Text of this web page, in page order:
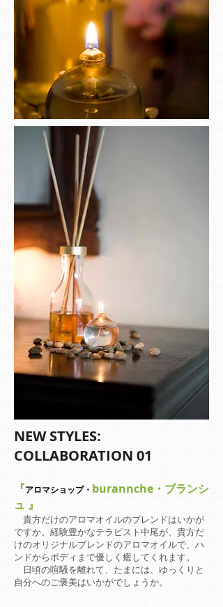
NEW STYLES:
COLLABORATION 01
『アロマショップ・ burannche・ブランシ
ュ 』
貴方だけのアロマオイルのブレンドはいかが
ですか。経験豊かなテラピスト中尾が、貴方だ
けのオリジナルブレンドのアロマオイルで、ハ
ンドからボディまで優しく癒してくれます。
日頃の喧騒を離れて、たまには、ゆっくりと
自分へのご褒美はいかがでしょうか。